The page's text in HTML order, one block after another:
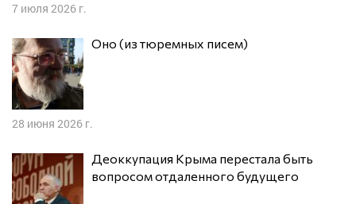
7 июля 2026 г.
Оно (из тюремных писем)
28 июня 2026 г.
Деоккупация Крыма перестала быть
вопросом отдаленного будущего